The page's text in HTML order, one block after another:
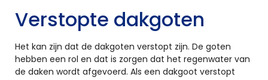
Verstopte dakgoten
Het kan zijn dat de dakgoten verstopt zijn. De goten
hebben een rol en dat is zorgen dat het regenwater van
de daken wordt afgevoerd. Als een dakgoot verstopt